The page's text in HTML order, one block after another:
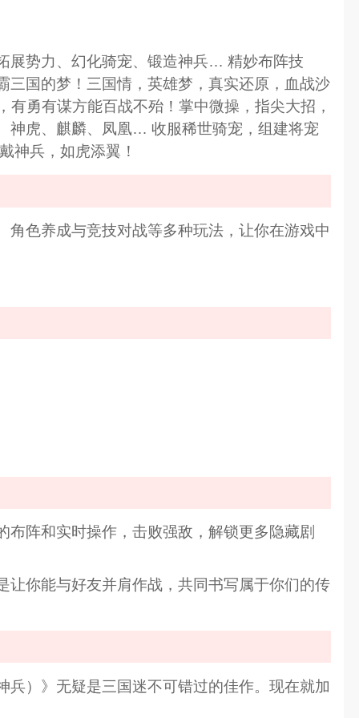
展势力、幻化骑宠、锻造神兵… 精妙布阵技
国的梦！三国情，英雄梦，真实还原，血战沙
勇有谋方能百战不殆！掌中微操，指尖大招，
神虎、麒麟、凤凰… 收服稀世骑宠，组建将宠
神兵，如虎添翼！
色养成与竞技对战等多种玩法，让你在游戏中
阵和实时操作，击败强敌，解锁更多隐藏剧
你能与好友并肩作战，共同书写属于你们的传
）》无疑是三国迷不可错过的佳作。现在就加